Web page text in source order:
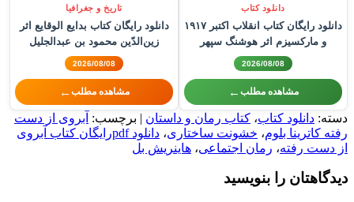
دانلود کتاب
دانلود رایگان کتاب انقلاب اکتبر ۱۹۱۷
و مارکسیزم اثر هوشنگ سپهر
2026/08/08
مشاهده مطلب ←
تاریخ و جغرافیا
دانلود رایگان کتاب بدایع الوقایع اثر
زین‌الدّین محمود بن عبدالجلیل
واصفی هروی
2026/08/08
مشاهده مطلب ←
دسته: دانلود کتاب، کتاب رمان و داستان | برچسب: آبروی از دست
رفته کاترینا بلوم، خشونت ساختاری،
دانلود pdfرایگان کتاب آبروی
از دست رفته، رمان اجتماعی، هاینریش بل
دیدگاهتان را بنویسید